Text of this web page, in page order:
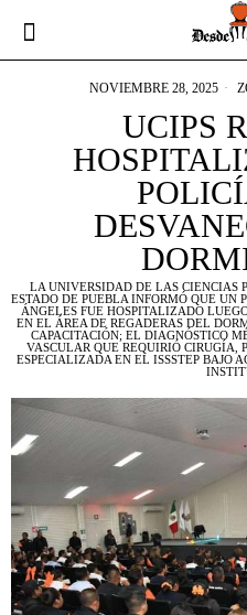
NOVIEMBRE 28, 2025
UCIPS
LA UNIVERSIDAD DE LAS CIENCIAS
ESTADO DE PUEBLA INFORMÓ QUE UN
ÁNGELES FUE HOSPITALIZADO
EN EL ÁREA DE REGADERAS DEL
CAPACITACIÓN; EL DIAGNÓSTICO
VASCULAR QUE REQUIRIÓ CIRUGÍA,
ESPECIALIZADA EN EL ISSSTEP BAJO